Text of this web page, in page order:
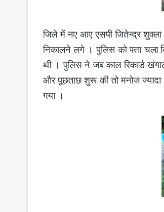
जिले में नए आए एसपी जितेन्द्र
निकालने लगे । पुलिस को पता चला
थी । पुलिस ने जब काल रिकार्ड
और पूछताछ शुरू की तो मनोज
गया ।